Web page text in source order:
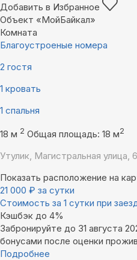
Добавить в Избранное
Объект «МойБайкал»
Комната
Благоустроеные номера
2 гостя
1 кровать
1 спальня
18 м 2 Общая площадь: 18 м2
Утулик, Магистральная улица,
Показать расположение на
21 000 ₽ за сутки
Стоимость за 1 сутки при
Кэшбэк до 4%
Забронируйте до 31 августа
бонусами после оценки
Подробнее